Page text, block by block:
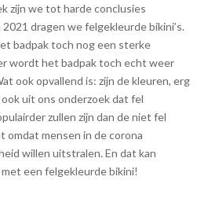
zijn we tot harde conclusies
dragen we felgekleurde bikini’s.
badpak toch nog een sterke
wordt het badpak toch echt weer
ook opvallend is: zijn de kleuren, erg
uit ons onderzoek dat fel
zullen zijn dan de niet fel
omdat mensen in de corona
willen uitstralen. En dat kan
een felgekleurde bikini!